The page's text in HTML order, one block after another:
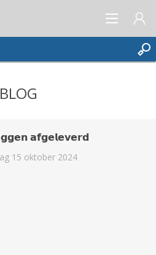
BLOG
𝗮𝗳𝗴𝗲𝗹𝗲𝘃𝗲𝗿𝗱
15 oktober 2024